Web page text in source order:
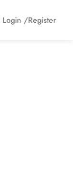
Login /Register